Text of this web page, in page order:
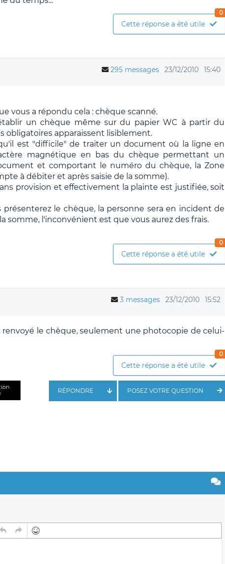
Cette réponse a été utile
0
295 messages 23/12/2010 15:40
vous a répondu cela : chèque scanné.
un chèque même sur du papier WC à partir du
apparaissent lisiblement.
est "difficile" de traiter un document où la ligne en
magnétique en bas du chèque permettant un
et comportant le numéro du chèque, la Zone
à débiter et après saisie de la somme).
provision et effectivement la plainte est justifiée, soit
le chèque, la personne sera en incident de
somme, l'inconvénient est que vous aurez des frais.
Cette réponse a été utile
0
3 messages 23/12/2010 15:52
renvoyé le chèque, seulement une photocopie de celui-
Cette réponse a été utile
0
POSEZ VOTRE QUESTION
RÉPONDRE